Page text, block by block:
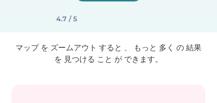
4.7 / 5
マップ を ズームアウト すると 、 もっと 多く の 結果
を 見つける こと が できます。